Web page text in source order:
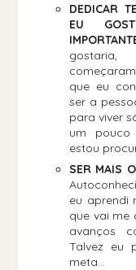
DEDICAR
EU
gostaria,
que eu
ser a
para viver
um pouco
estou
SER MAIS
eu aprendi
que vai me
avanços
Talvez eu
meta...